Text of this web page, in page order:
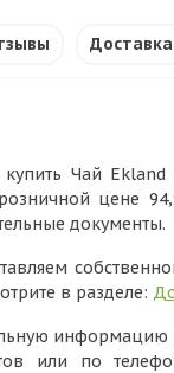
Чай
цене
документы.
в разделе:
информацию
или по